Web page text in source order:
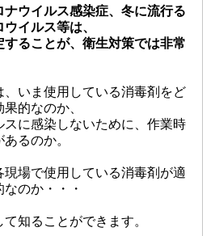
ウイルス感染症、冬に流行る
イルス等は、
ることが、衛生対策では非常
いま使用している消毒剤をど
的なのか、
に感染しないために、作業時
るのか。
場で使用している消毒剤が適
のか・・・
知ることができます。